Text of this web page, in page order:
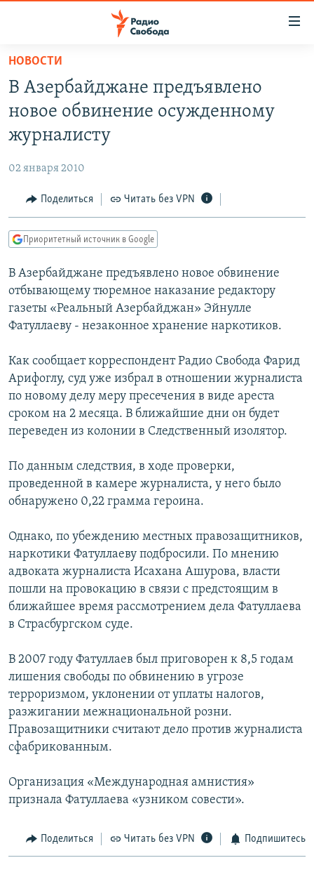
упрощенного
доступа
основному
Вернутся
Вернутся
поиску
ПРОГРАММЫ
ПОДКАСТЫ
МНЕНИЯ
КУЛЬТУРА
КАВКАЗ.РЕАЛИИ
СЕВЕР.РЕАЛИИ
СИБИРЬ.РЕАЛИИ
РАСПИСАНИЕ ВЕЩАНИЯ
ПОДПИШИТЕСЬ НА РАССЫЛКУ
Все сайты РСЕ/РС
НОВОСТИ
В Азербайджане предъявлено
новое обвинение осужденному
журналисту
02 января 2010
Поделиться Читать без VPN
Приоритетный источник в Google
В Азербайджане предъявлено новое обвинение
отбывающему тюремное наказание редактору
газеты «Реальный Азербайджан» Эйнулле
Фатуллаеву - незаконное хранение наркотиков.
Как сообщает корреспондент Радио Свобода Фарид
Арифоглу, суд уже избрал в отношении журналиста
по новому делу меру пресечения в виде ареста
сроком на 2 месяца. В ближайшие дни он будет
переведен из колонии в Следственный изолятор.
По данным следствия, в ходе проверки,
проведенной в камере журналиста, у него было
обнаружено 0,22 грамма героина.
Однако, по убеждению местных правозащитников,
наркотики Фатуллаеву подбросили. По мнению
адвоката журналиста Исахана Ашурова, власти
пошли на провокацию в связи с предстоящим в
ближайшее время рассмотрением дела Фатуллаева
в Страсбургском суде.
В 2007 году Фатуллаев был приговорен к 8,5 годам
лишения свободы по обвинению в угрозе
терроризмом, уклонении от уплаты налогов,
разжигании межнациональной розни.
Правозащитники считают дело против журналиста
сфабрикованным.
Организация «Международная амнистия»
признала Фатуллаева «узником совести».
Поделиться Читать без VPN Подпишитесь